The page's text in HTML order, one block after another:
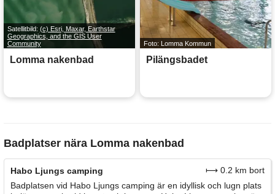
Satellitbild: (c) Esri, Maxar, Earthstar
Geographics, and the GIS User
Community
Lomma nakenbad
Foto: Lomma Kommun
Pilängsbadet
Badplatser nära Lomma nakenbad
Habo Ljungs camping
⟼ 0.2 km bort
Badplatsen vid Habo Ljungs camping är en idyllisk och lugn plats